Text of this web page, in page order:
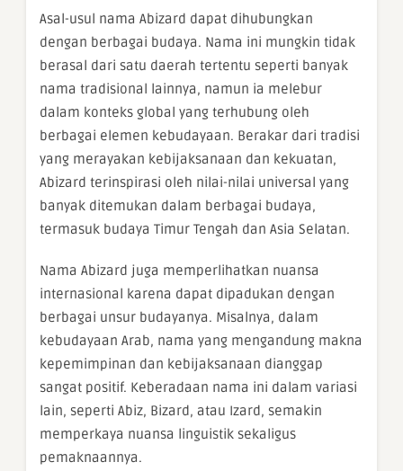
Asal-usul nama Abizard dapat dihubungkan
dengan berbagai budaya. Nama ini mungkin tidak
berasal dari satu daerah tertentu seperti banyak
nama tradisional lainnya, namun ia melebur
dalam konteks global yang terhubung oleh
berbagai elemen kebudayaan. Berakar dari tradisi
yang merayakan kebijaksanaan dan kekuatan,
Abizard terinspirasi oleh nilai-nilai universal yang
banyak ditemukan dalam berbagai budaya,
termasuk budaya Timur Tengah dan Asia Selatan.
Nama Abizard juga memperlihatkan nuansa
internasional karena dapat dipadukan dengan
berbagai unsur budayanya. Misalnya, dalam
kebudayaan Arab, nama yang mengandung makna
kepemimpinan dan kebijaksanaan dianggap
sangat positif. Keberadaan nama ini dalam variasi
lain, seperti Abiz, Bizard, atau Izard, semakin
memperkaya nuansa linguistik sekaligus
pemaknaannya.